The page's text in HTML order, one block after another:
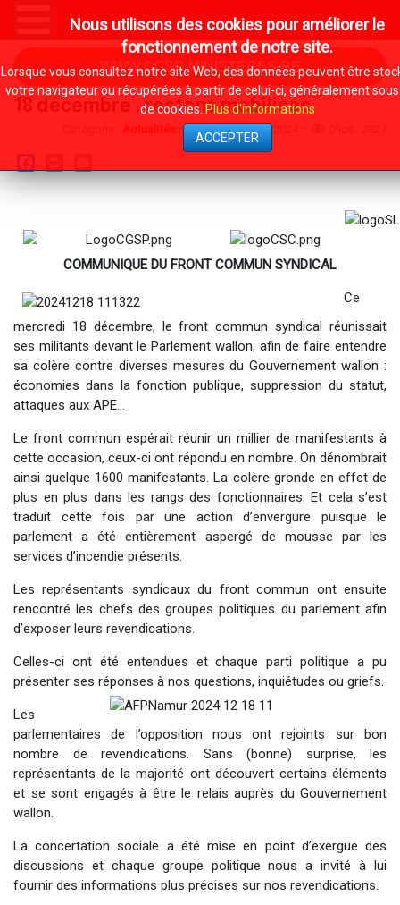
WWW.CGSP-MINISTERES.BE
18 décembre : restons mobilisés
Actualités 19 Décembre 2024
Facebook
PrintEmail
COMMUNIQUE DU FRONT COMMUN SYNDICAL
Ce
mercredi 18 décembre, le front commun syndical réunissait
ses militants devant le Parlement wallon, afin de faire entendre
sa colère contre diverses mesures du Gouvernement wallon :
économies dans la fonction publique, suppression du statut,
attaques aux APE…
Le front commun espérait réunir un millier de manifestants à
cette occasion, ceux-ci ont répondu en nombre. On dénombrait
ainsi quelque 1600 manifestants. La colère gronde en effet de
plus en plus dans les rangs des fonctionnaires. Et cela s’est
traduit cette fois par une action d’envergure puisque le
parlement a été entièrement aspergé de mousse par les
services d’incendie présents.
Les représentants syndicaux du front commun ont ensuite
rencontré les chefs des groupes politiques du parlement afin
d’exposer leurs revendications.
Celles-ci ont été entendues et chaque parti politique a pu
présenter ses réponses à nos questions, inquiétudes ou griefs.
Les
parlementaires de l’opposition nous ont rejoints sur bon
nombre de revendications. Sans (bonne) surprise, les
représentants de la majorité ont découvert certains éléments
et se sont engagés à être le relais auprès du Gouvernement
wallon.
La concertation sociale a été mise en point d’exergue des
discussions et chaque groupe politique nous a invité à lui
fournir des informations plus précises sur nos revendications.
Nous utilisons des cookies pour améliorer le
fonctionnement de notre site.
Lorsque vous consultez notre site Web, des données peuvent être
votre navigateur ou récupérées à partir de celui-ci, généralement
de cookies. Plus d'informations
ACCEPTER